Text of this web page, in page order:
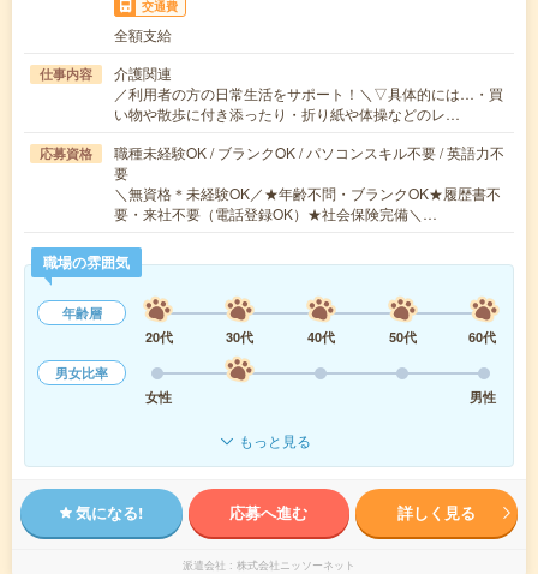
交通費
全額支給
仕事内容
介護関連
／利用者の方の日常生活をサポート！＼▽具体的には…・買
い物や散歩に付き添ったり・折り紙や体操などのレ…
応募資格
職種未経験OK / ブランクOK / パソコンスキル不要 / 英語力不
要
＼無資格＊未経験OK／★年齢不問・ブランクOK★履歴書不
要・来社不要（電話登録OK）★社会保険完備＼…
職場の雰囲気
年齢層
20代
30代 40代 50代
60代
男女比率
女性
男性
もっと見る
気になる! 応募へ進む 詳しく見る
派遣会社 株式会社ニッソーネット